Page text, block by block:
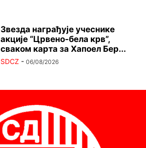
Звезда награђује учеснике
акције “Црвено-бела крв”,
сваком карта за Хапоел Бер...
SDCZ - 06/08/2026